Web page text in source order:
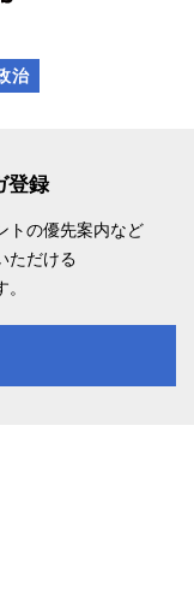
治
登録
トの優先案内など
ただける